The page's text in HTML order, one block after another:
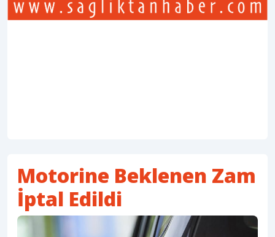
Motorine Beklenen Zam
İptal Edildi